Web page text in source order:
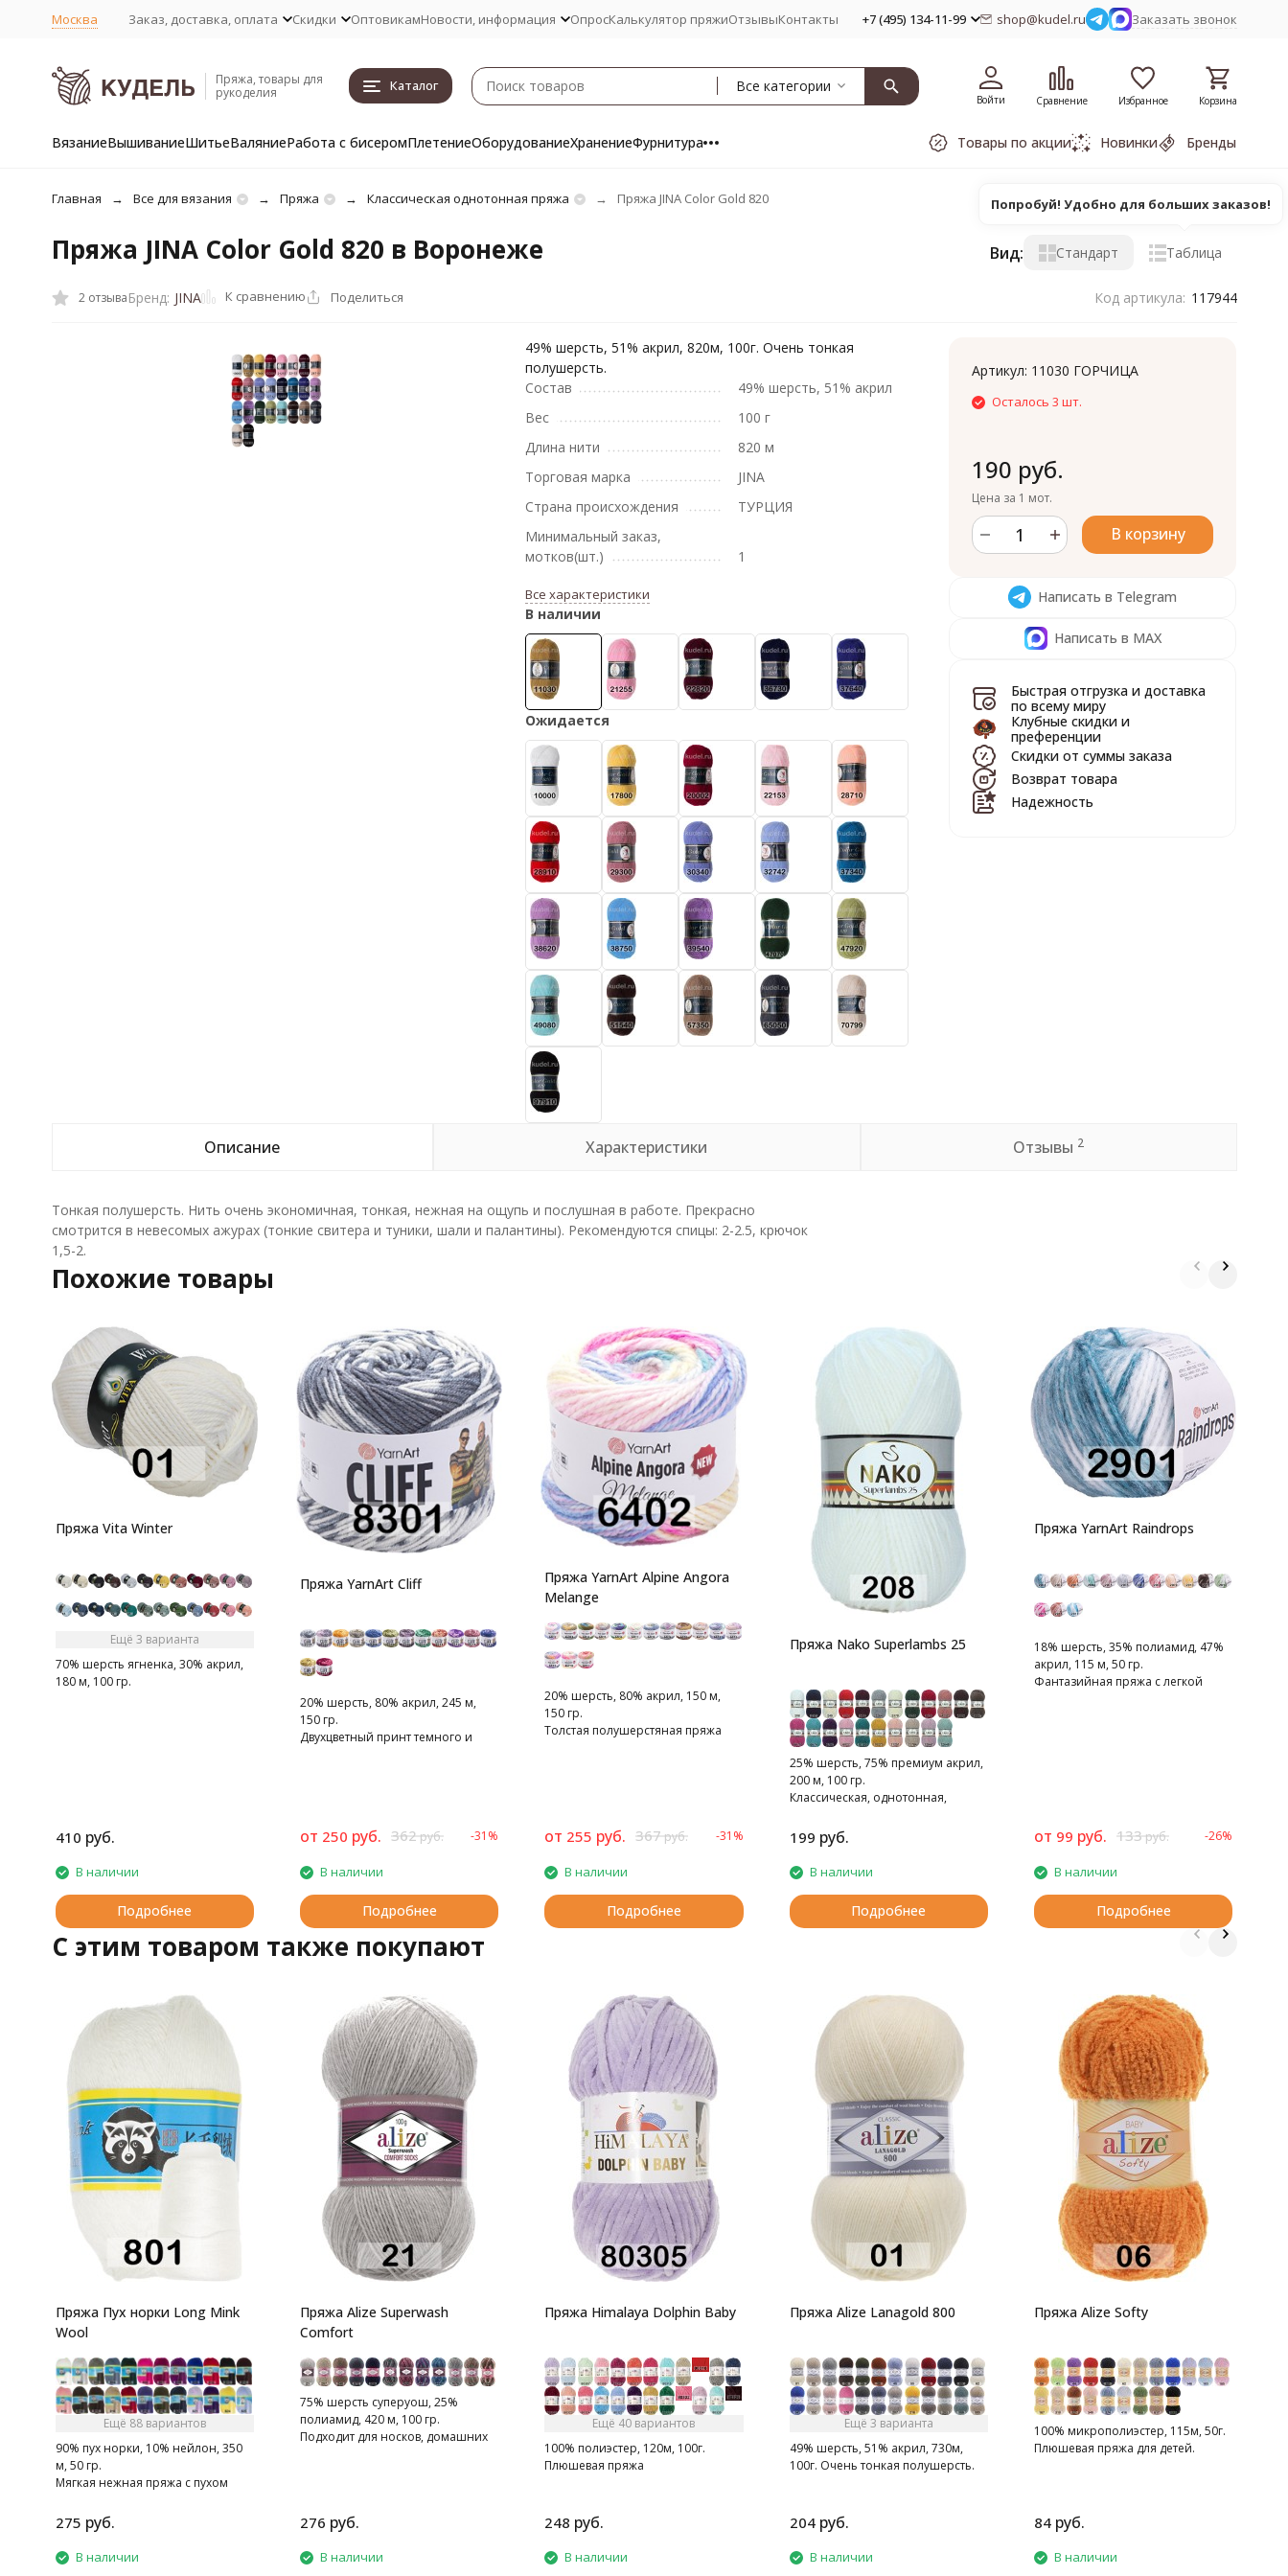
Москва Заказ, доставка, оплата Скидки ОптовикамНовости, информация ОпросКалькулятор пряжиОтзывыКонтакты +7 (495) 134-11-99 shop@kudel.ru Заказать звонок
Пряжа, товары для
рукоделия
Каталог Все категории
Войти Сравнение Избранное Корзина
ВязаниеВышиваниеШитьеВаляниеРабота с бисеромПлетениеОборудованиеХранениеФурнитура Товары по акции Новинки Бренды
Главная Все для вязания Пряжа Классическая однотонная пряжа Пряжа JINA Color Gold 820
Пряжа JINA Color Gold 820 в Воронеже Вид: Стандарт Таблица
2 отзываБренд: JINA К сравнению Поделиться Код артикула: 117944
49% шерсть, 51% акрил, 820м, 100г. Очень тонкая
полушерсть.
Состав
49% шерсть, 51% акрил
Вес
100 г
Длина нити
820 м
Торговая марка
JINA
Страна происхождения
ТУРЦИЯ
Минимальный заказ,
мотков(шт.)
1
Все характеристики
В наличии
Ожидается
Артикул: 11030 ГОРЧИЦА
Осталось 3 шт.
190 руб.
Цена за 1 мот.
В корзину
Написать в Telegram
Написать в MAX
Быстрая отгрузка и доставка
по всему миру
Клубные скидки и
преференции
Скидки от суммы заказа
Возврат товара
Надежность
Описание Характеристики Отзывы 2
Тонкая полушерсть. Нить очень экономичная, тонкая, нежная на ощупь и послушная в работе. Прекрасно
смотрится в невесомых ажурах (тонкие свитера и туники, шали и палантины). Рекомендуются спицы: 2-2.5, крючок
1,5-2.
Похожие товары
Пряжа Vita Winter
Ещё 3 варианта
70% шерсть ягненка, 30% акрил,
180 м, 100 гр.
410 руб.
В наличии
Подробнее
Пряжа YarnArt Cliff
20% шерсть, 80% акрил, 245 м,
150 гр.
Двухцветный принт темного и
от 250 руб. 362руб. -31%
В наличии
Подробнее
Пряжа YarnArt Alpine Angora
Melange
20% шерсть, 80% акрил, 150 м,
150 гр.
Толстая полушерстяная пряжа
от 255 руб. 367руб. -31%
В наличии
Подробнее
Пряжа Nako Superlambs 25
25% шерсть, 75% премиум акрил,
200 м, 100 гр.
Классическая, однотонная,
199 руб.
В наличии
Подробнее
Пряжа YarnArt Raindrops
18% шерсть, 35% полиамид, 47%
акрил, 115 м, 50 гр.
Фантазийная пряжа с легкой
от 99 руб. 133руб. -26%
В наличии
Подробнее
C этим товаром также покупают
Пряжа Пух норки Long Mink
Wool
Ещё 88 вариантов
90% пух норки, 10% нейлон, 350
м, 50 гр.
Мягкая нежная пряжа с пухом
275 руб.
В наличии
Пряжа Alize Superwash
Comfort
75% шерсть суперуош, 25%
полиамид, 420 м, 100 гр.
Подходит для носков, домашних
276 руб.
В наличии
Пряжа Himalaya Dolphin Baby
Ещё 40 вариантов
100% полиэстер, 120м, 100г.
Плюшевая пряжа
248 руб.
В наличии
Пряжа Alize Lanagold 800
Ещё 3 варианта
49% шерсть, 51% акрил, 730м,
100г. Очень тонкая полушерсть.
204 руб.
В наличии
Пряжа Alize Softy
100% микрополиэстер, 115м, 50г.
Плюшевая пряжа для детей.
84 руб.
В наличии
Попробуй! Удобно для больших заказов!